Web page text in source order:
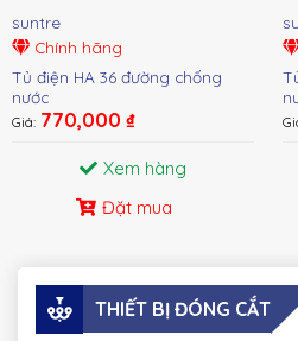
suntre
Chính hãng
Tủ điện HA 36 đường chống
nước
Giá: 770,000 ₫
Xem hàng
Đặt mua
THIẾT BỊ ĐÓNG CẮT